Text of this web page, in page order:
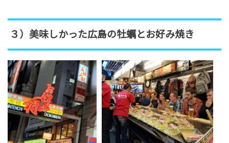
３）美味しかった広島の牡蠣とお好み焼き